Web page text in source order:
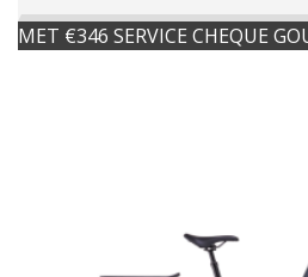
MET €346 SERVICE CHEQUE